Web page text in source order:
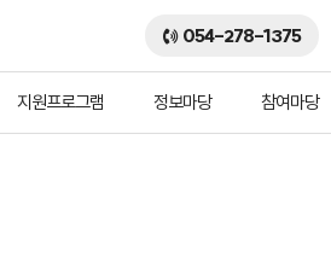
054-278-1375
지원프로그램 정보마당 참여마당